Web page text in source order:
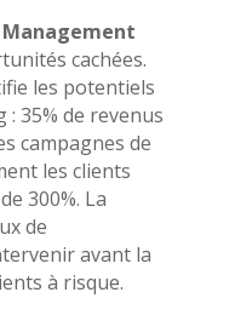
cachées.
les potentiels
35% de revenus
campagnes de
les clients
300%. La
de
avant la
à risque.